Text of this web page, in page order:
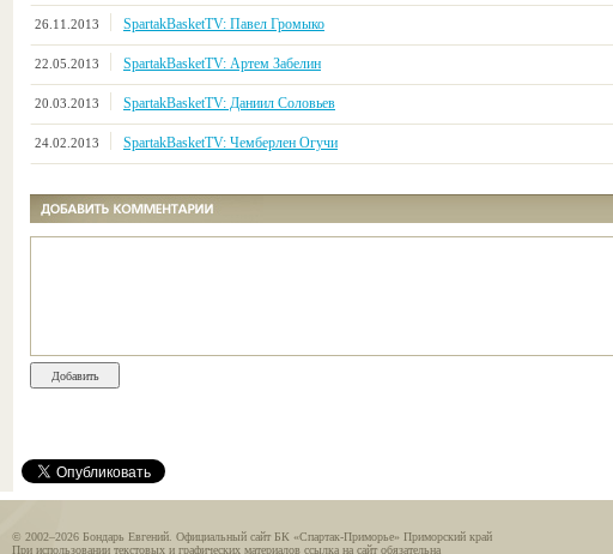
26.11.2013 SpartakBasketTV: Павел Громыко
22.05.2013 SpartakBasketTV: Артем Забелин
20.03.2013 SpartakBasketTV: Даниил Соловьев
24.02.2013 SpartakBasketTV: Чемберлен Огучи
© 2002–2026 Бондарь Евгений. Официальный сайт БК «Спартак-Приморье» Приморский край
При использовании текстовых и графических материалов ссылка на сайт обязательна